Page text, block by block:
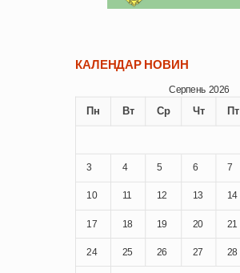
КАЛЕНДАР НОВИН
Серпень 2026
Пн Вт Ср Чт Пт
3 4 5 6 7
10 11 12 13 14
17 18 19 20 21
24 25 26 27 28